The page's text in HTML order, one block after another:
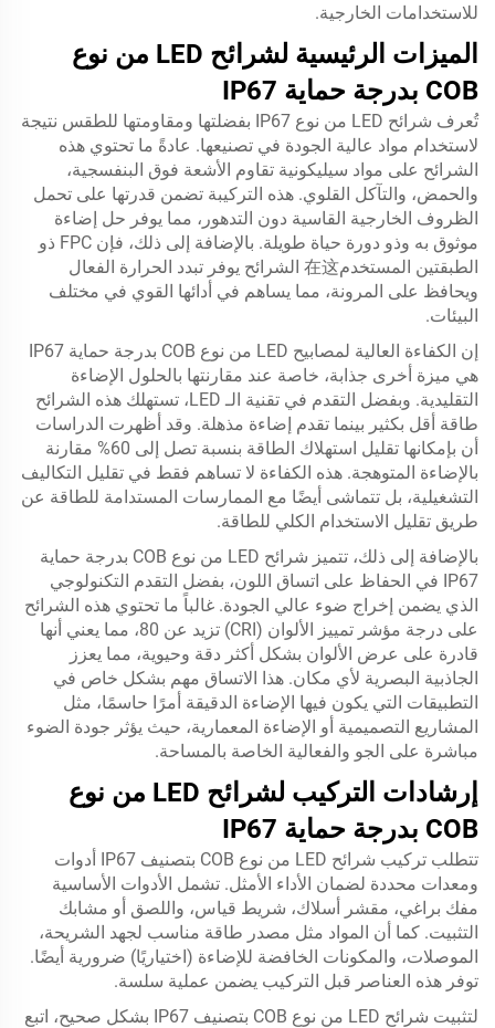
للاستخدامات الخارجية.
الميزات الرئيسية لشرائح LED من نوع
COB بدرجة حماية IP67
تُعرف شرائح LED من نوع IP67 بفضلتها ومقاومتها للطقس نتيجة
لاستخدام مواد عالية الجودة في تصنيعها. عادةً ما تحتوي هذه
الشرائح على مواد سيليكونية تقاوم الأشعة فوق البنفسجية،
والحمض، والتآكل القلوي. هذه التركيبة تضمن قدرتها على تحمل
الظروف الخارجية القاسية دون التدهور، مما يوفر حل إضاءة
موثوق به وذو دورة حياة طويلة. بالإضافة إلى ذلك، فإن FPC ذو
الطبقتين المستخدم在这 الشرائح يوفر تبدد الحرارة الفعال
ويحافظ على المرونة، مما يساهم في أدائها القوي في مختلف
البيئات.
إن الكفاءة العالية لمصابيح LED من نوع COB بدرجة حماية IP67
هي ميزة أخرى جذابة، خاصة عند مقارنتها بالحلول الإضاءة
التقليدية. وبفضل التقدم في تقنية الـ LED، تستهلك هذه الشرائح
طاقة أقل بكثير بينما تقدم إضاءة مذهلة. وقد أظهرت الدراسات
أن بإمكانها تقليل استهلاك الطاقة بنسبة تصل إلى 60% مقارنة
بالإضاءة المتوهجة. هذه الكفاءة لا تساهم فقط في تقليل التكاليف
التشغيلية، بل تتماشى أيضًا مع الممارسات المستدامة للطاقة عن
طريق تقليل الاستخدام الكلي للطاقة.
بالإضافة إلى ذلك، تتميز شرائح LED من نوع COB بدرجة حماية
IP67 في الحفاظ على اتساق اللون، بفضل التقدم التكنولوجي
الذي يضمن إخراج ضوء عالي الجودة. غالباً ما تحتوي هذه الشرائح
على درجة مؤشر تمييز الألوان (CRI) تزيد عن 80، مما يعني أنها
قادرة على عرض الألوان بشكل أكثر دقة وحيوية، مما يعزز
الجاذبية البصرية لأي مكان. هذا الاتساق مهم بشكل خاص في
التطبيقات التي يكون فيها الإضاءة الدقيقة أمرًا حاسمًا، مثل
المشاريع التصميمية أو الإضاءة المعمارية، حيث يؤثر جودة الضوء
مباشرة على الجو والفعالية الخاصة بالمساحة.
إرشادات التركيب لشرائح LED من نوع
COB بدرجة حماية IP67
تتطلب تركيب شرائح LED من نوع COB بتصنيف IP67 أدوات
ومعدات محددة لضمان الأداء الأمثل. تشمل الأدوات الأساسية
مفك براغي، مقشر أسلاك، شريط قياس، واللصق أو مشابك
التثبيت. كما أن المواد مثل مصدر طاقة مناسب لجهد الشريحة،
الموصلات، والمكونات الخافضة للإضاءة (اختياريًا) ضرورية أيضًا.
توفر هذه العناصر قبل التركيب يضمن عملية سلسة.
لتثبيت شرائح LED من نوع COB بتصنيف IP67 بشكل صحيح، اتبع